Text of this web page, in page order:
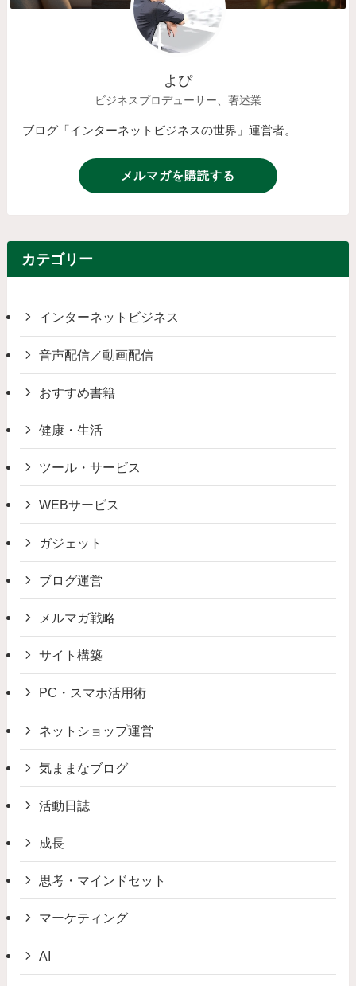
よぴ
ビジネスプロデューサー、著述業
ブログ「インターネットビジネスの世界」運営者。
メルマガを購読する
カテゴリー
インターネットビジネス
音声配信／動画配信
おすすめ書籍
健康・生活
ツール・サービス
WEBサービス
ガジェット
ブログ運営
メルマガ戦略
サイト構築
PC・スマホ活用術
ネットショップ運営
気ままなブログ
活動日誌
成長
思考・マインドセット
マーケティング
AI